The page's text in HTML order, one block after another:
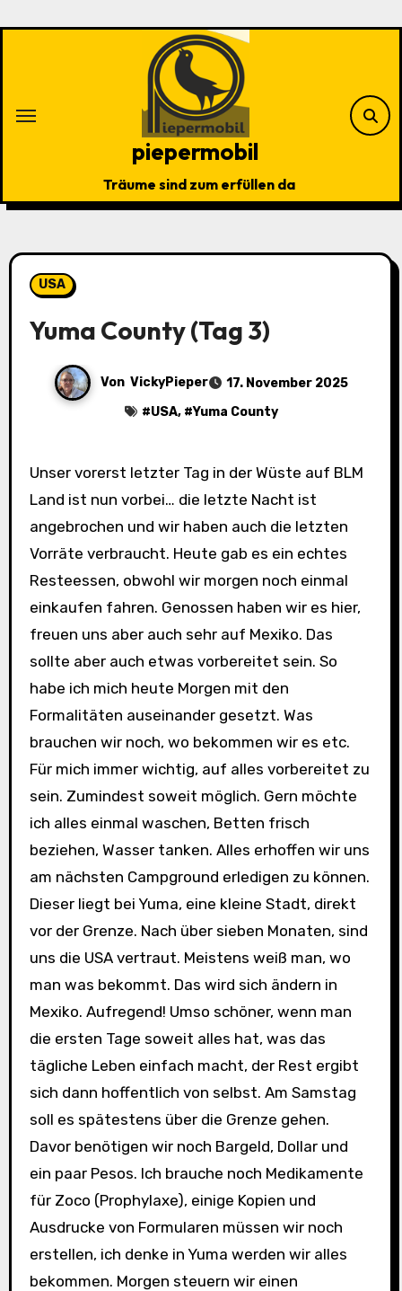
piepermobil
Träume sind zum erfüllen da
USA
Yuma County (Tag 3)
Von VickyPieper
17. November 2025
#USA, #Yuma County
Unser vorerst letzter Tag in der Wüste auf BLM
Land ist nun vorbei… die letzte Nacht ist
angebrochen und wir haben auch die letzten
Vorräte verbraucht. Heute gab es ein echtes
Resteessen, obwohl wir morgen noch einmal
einkaufen fahren. Genossen haben wir es hier,
freuen uns aber auch sehr auf Mexiko. Das
sollte aber auch etwas vorbereitet sein. So
habe ich mich heute Morgen mit den
Formalitäten auseinander gesetzt. Was
brauchen wir noch, wo bekommen wir es etc.
Für mich immer wichtig, auf alles vorbereitet zu
sein. Zumindest soweit möglich. Gern möchte
ich alles einmal waschen, Betten frisch
beziehen, Wasser tanken. Alles erhoffen wir uns
am nächsten Campground erledigen zu können.
Dieser liegt bei Yuma, eine kleine Stadt, direkt
vor der Grenze. Nach über sieben Monaten, sind
uns die USA vertraut. Meistens weiß man, wo
man was bekommt. Das wird sich ändern in
Mexiko. Aufregend! Umso schöner, wenn man
die ersten Tage soweit alles hat, was das
tägliche Leben einfach macht, der Rest ergibt
sich dann hoffentlich von selbst. Am Samstag
soll es spätestens über die Grenze gehen.
Davor benötigen wir noch Bargeld, Dollar und
ein paar Pesos. Ich brauche noch Medikamente
für Zoco (Prophylaxe), einige Kopien und
Ausdrucke von Formularen müssen wir noch
erstellen, ich denke in Yuma werden wir alles
bekommen. Morgen steuern wir einen